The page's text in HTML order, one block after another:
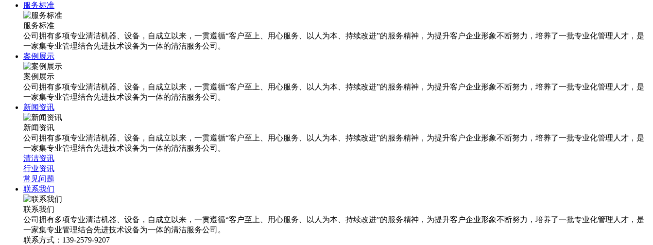
服务标准
服务标准
公司拥有多项专业清洁机器、设备，自成立以来，一贯遵循“客户至上、用心服务、以人为本、持续改进”的服务精神，为提升客户企业形象不断努力，培养了一批专业化管理人才，是
一家集专业管理结合先进技术设备为一体的清洁服务公司。
案例展示
案例展示
公司拥有多项专业清洁机器、设备，自成立以来，一贯遵循“客户至上、用心服务、以人为本、持续改进”的服务精神，为提升客户企业形象不断努力，培养了一批专业化管理人才，是
一家集专业管理结合先进技术设备为一体的清洁服务公司。
新闻资讯
新闻资讯
公司拥有多项专业清洁机器、设备，自成立以来，一贯遵循“客户至上、用心服务、以人为本、持续改进”的服务精神，为提升客户企业形象不断努力，培养了一批专业化管理人才，是
一家集专业管理结合先进技术设备为一体的清洁服务公司。
清洁资讯
行业资讯
常见问题
联系我们
联系我们
公司拥有多项专业清洁机器、设备，自成立以来，一贯遵循“客户至上、用心服务、以人为本、持续改进”的服务精神，为提升客户企业形象不断努力，培养了一批专业化管理人才，是
一家集专业管理结合先进技术设备为一体的清洁服务公司。
联系方式：139-2579-9207